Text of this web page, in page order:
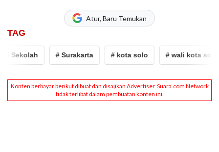
Atur, Baru Temukan
TAG
Sekolah # Surakarta # kota solo # wali kota solo